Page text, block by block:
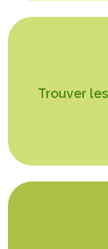
Trouver